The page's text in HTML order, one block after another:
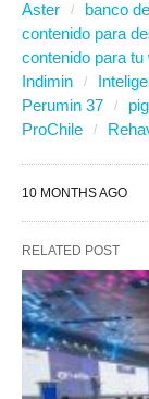
Aster banco
contenido para
contenido para tu
Indimin
Perumin 37
ProChile
10 MONTHS AGO
RELATED POST